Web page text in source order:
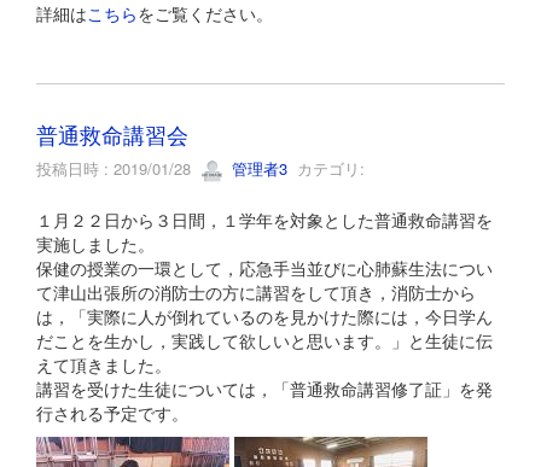
詳細はこちらをご覧ください。
普通救命講習会
投稿日時 : 2019/01/28 管理者3 カテゴリ:
１月２２日から３日間，１学年を対象とした普通救命講習を
実施しました。
保健の授業の一環として，応急手当並びに心肺蘇生法につい
て津山出張所の消防士の方に講習をして頂き，消防士から
は，「実際に人が倒れているのを見かけた際には，今日学ん
だことを生かし，実践して欲しいと思います。」と生徒に伝
えて頂きました。
講習を受けた生徒については，「普通救命講習修了証」を発
行される予定です。